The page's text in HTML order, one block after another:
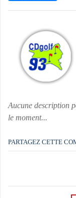
Aucune description
le moment...
PARTAGEZ CETTE